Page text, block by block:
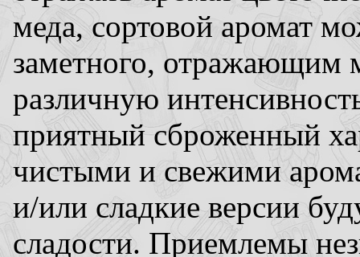
меда, сортовой аромат
заметного, отражающим
различную
приятный сброженный
чистыми и свежими
и/или сладкие версии
сладости. Приемлемы